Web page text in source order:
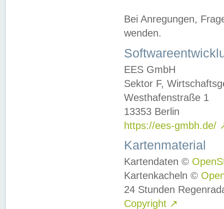
Bei Anregungen,
wenden.
EES GmbH
Sektor F,
Westhafenstraße 1
13353 Berlin
https://ees-gmbh.de/
Kartenmaterial
Kartendaten ©
Kartenkacheln ©
24 Stunden
Copyright ↗